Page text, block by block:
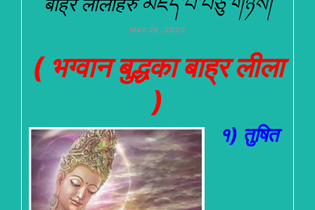
MAY 26, 2020
( भग्वान बुद्धका बाह्र लीला
)
१) तुषित